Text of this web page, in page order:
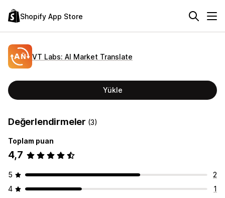
Shopify App Store
VT Labs: AI Market Translate
Yükle
Değerlendirmeler (3)
Toplam puan
4,7
5
2
4
1